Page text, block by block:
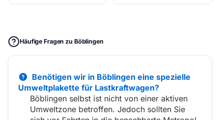
Häufige Fragen zu Böblingen
Benötigen wir in Böblingen eine spezielle
Umweltplakette für Lastkraftwagen?
Böblingen selbst ist nicht von einer aktiven
Umweltzone betroffen. Jedoch sollten Sie